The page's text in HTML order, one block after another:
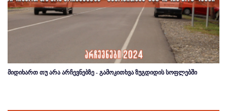
მიდიხართ თუ არა არჩევნებზე - გამოკითხვა ზუგდიდის სოფლებში